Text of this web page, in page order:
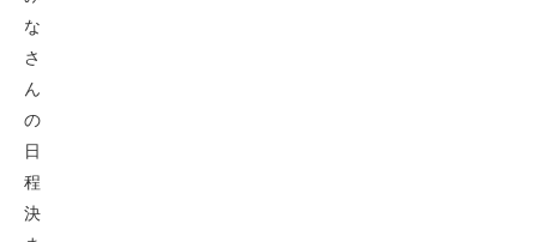
な
さ
ん
の
日
程
決